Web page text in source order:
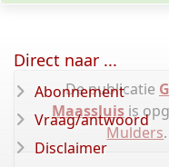
De publicatie
Maassluis is
Mulders.
Direct naar ...
Abonnement
Vraag/antwoord
Disclaimer